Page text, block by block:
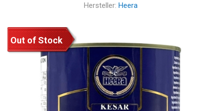
Hersteller: Heera
Out of Stock